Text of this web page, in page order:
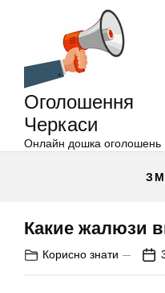
Оголошення
Черкаси
Онлайн дошка оголошень
Какие жалюзи
Корисно знати